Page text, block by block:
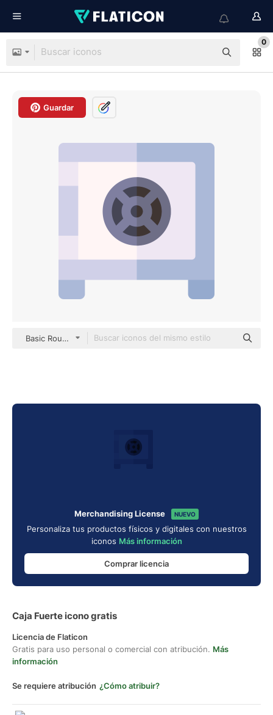
0
Guardar
Basic Rounded Flat
Merchandising License NUEVO
Personaliza tus productos físicos y digitales con nuestros
iconos Más información
Comprar licencia
Caja Fuerte icono gratis
Licencia de Flaticon
Gratis para uso personal o comercial con atribución. Más
información
Se requiere atribución ¿Cómo atribuir?